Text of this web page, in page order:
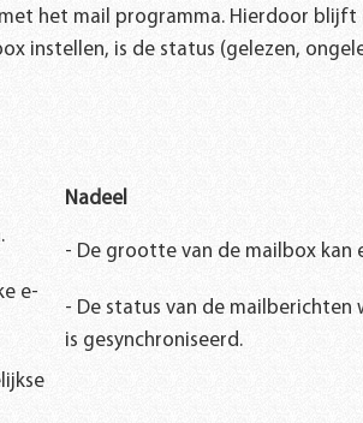
het mail programma. Hierdoor
instellen, is de status (gelezen,
Nadeel
e-
- De grootte van de mailbox kan
- De status van de
is gesynchroniseerd.